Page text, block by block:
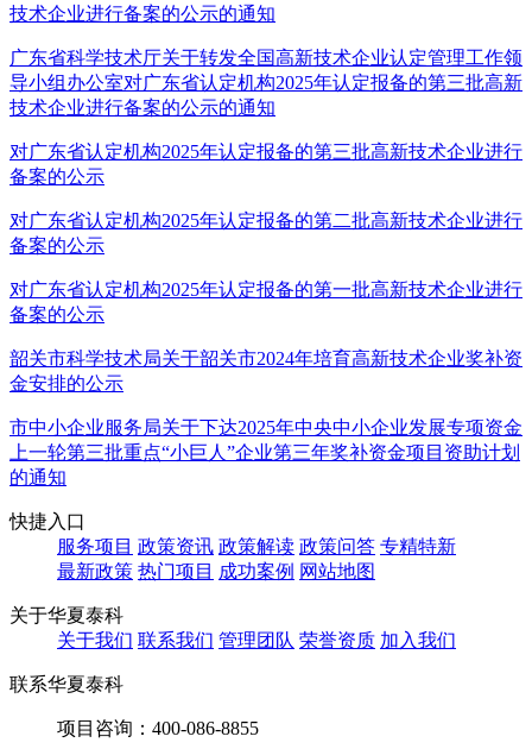
技术企业进行备案的公示的通知
广东省科学技术厅关于转发全国高新技术企业认定管理工作领
导小组办公室对广东省认定机构2025年认定报备的第三批高新
技术企业进行备案的公示的通知
对广东省认定机构2025年认定报备的第三批高新技术企业进行
备案的公示
对广东省认定机构2025年认定报备的第二批高新技术企业进行
备案的公示
对广东省认定机构2025年认定报备的第一批高新技术企业进行
备案的公示
韶关市科学技术局关于韶关市2024年培育高新技术企业奖补资
金安排的公示
市中小企业服务局关于下达2025年中央中小企业发展专项资金
上一轮第三批重点“小巨人”企业第三年奖补资金项目资助计划
的通知
快捷入口
服务项目 政策资讯 政策解读 政策问答 专精特新
最新政策 热门项目 成功案例 网站地图
关于华夏泰科
关于我们 联系我们 管理团队 荣誉资质 加入我们
联系华夏泰科
项目咨询： 400-086-8855